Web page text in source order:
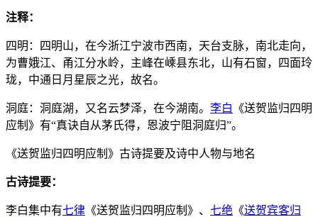
注释：
四明：四明山，在今浙江宁波市西南，天台支脉，南北走向，
为曹娥江、甬江分水岭，主峰在嵊县东北，山有石窗，四面玲
珑，中通日月星辰之光，故名。
洞庭：洞庭湖，又名云梦泽，在今湖南。 李白 《送贺监归四明
应制》有“真诀自从茅氏得，恩波宁阻洞庭归”。
《送贺监归四明应制》古诗提要及诗中人物与地名
古诗提要：
李白集中有七律 《送贺监归四明应制》、 七绝 《送贺宾客归